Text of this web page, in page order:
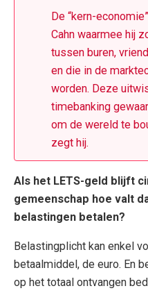
De “kern-
Cahn waarmee hij
tussen buren,
en die in de
worden. Deze
timebanking
om de wereld te
zegt hij.
Als het LETS-geld blijft
gemeenschap hoe valt
belastingen betalen?
Belastingplicht kan enkel
betaalmiddel, de euro. En
op het totaal ontvangen